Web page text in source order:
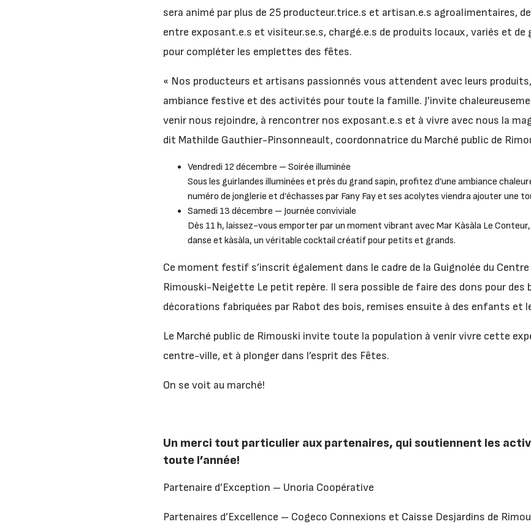
sera animé par plus de 25 producteur.trice.s et artisan.e.s agroalimentaires,
entre exposant.e.s et visiteur.se.s, chargé.e.s de produits locaux, variés et
pour compléter les emplettes des fêtes.
« Nos producteurs et artisans passionnés vous attendent avec leurs
ambiance festive et des activités pour toute la famille. J’invite
venir nous rejoindre, à rencontrer nos exposant.e.s et à vivre avec nous la
dit Mathilde Gauthier-Pinsonneault, coordonnatrice du Marché public de
Vendredi 12 décembre – Soirée illuminée
Sous les guirlandes illuminées et près du grand sapin, profitez d’une ambiance
numéro de jonglerie et d’échasses par Fany Fay et ses acolytes viendra ajouter une
Samedi 13 décembre – Journée conviviale
Dès 11 h, laissez-vous emporter par un moment vibrant avec Mar Kàsàla Le
danse et kàsàla, un véritable cocktail créatif pour petits et grands.
Ce moment festif s’inscrit également dans le cadre de la Guignolée du
Rimouski-Neigette Le petit repère. Il sera possible de faire des dons pour des
décorations fabriquées par Rabot des bois, remises ensuite à des enfants et
Le Marché public de Rimouski invite toute la population à venir vivre cette
centre-ville, et à plonger dans l’esprit des Fêtes.
On se voit au marché!
Un merci tout particulier aux partenaires, qui soutiennent les
toute l’année!
Partenaire d’Exception – Unoria Coopérative
Partenaires d’Excellence – Cogeco Connexions et Caisse Desjardins de